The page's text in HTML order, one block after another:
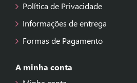
Política de Privacidade
Informações de entrega
Formas de Pagamento
A minha conta